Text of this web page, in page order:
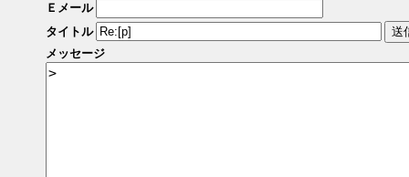
Ｅメール
タイトル
メッセージ